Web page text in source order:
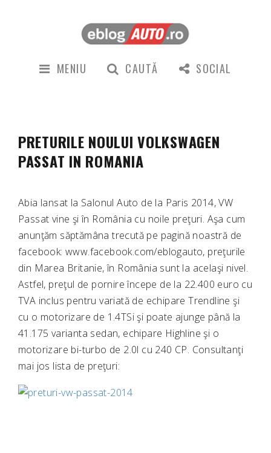
MENIU CAUTĂ SOCIAL
PRETURILE NOULUI VOLKSWAGEN
PASSAT IN ROMANIA
Abia lansat la Salonul Auto de la Paris 2014, VW
Passat vine şi în România cu noile preţuri. Aşa cum
anunţăm săptămâna trecută pe pagină noastră de
facebook: www.facebook.com/eblogauto, preţurile
din Marea Britanie, în România sunt la acelaşi nivel.
Astfel, preţul de pornire începe de la 22.400 euro cu
TVA inclus pentru variată de echipare Trendline şi
cu o motorizare de 1.4TSi şi poate ajunge până la
41.175 varianta sedan, echipare Highline şi o
motorizare bi-turbo de 2.0l cu 240 CP. Consultanţi
mai jos lista de preţuri: